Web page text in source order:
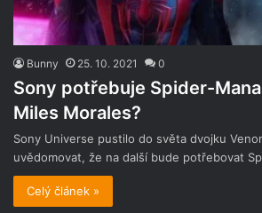
Bunny 25. 10. 2021 0
Sony potřebuje Spider-
Miles Morales?
Sony Universe pustilo do světa dvojku
uvědomovat, že na další bude potřebovat
Celý článek »